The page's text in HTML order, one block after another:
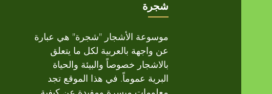
شجرة
موسوعة الأشجار "شجرة" هي عبارة
عن واجهة بالعربية لكل ما يتعلق
بالاشجار خصوصاً والبيئة والحياة
البرية عموماً. في هذا الموقع تجد